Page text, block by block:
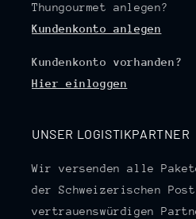
Thungourmet anlegen?
Kundenkonto anlegen
Kundenkonto vorhanden?
Hier einloggen
UNSER LOGISTIKPARTNER
Wir versenden alle
der Schweizerischen
vertrauenswürdigen